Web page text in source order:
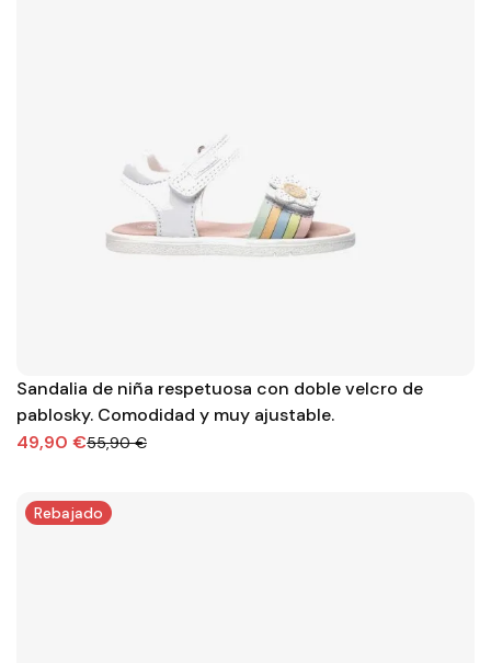
Sandalia de niña respetuosa con doble velcro de
pablosky. Comodidad y muy ajustable.
49,90 €55,90 €
Rebajado